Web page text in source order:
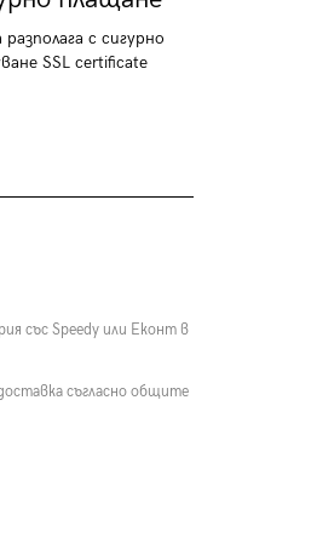
с сигурно
SSL certificate
със Speedy или Еконт в
съгласно общите